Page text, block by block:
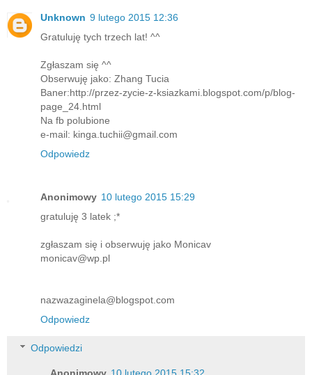
Unknown 9 lutego 2015 12:36
Gratuluję tych trzech lat! ^^
Zgłaszam się ^^
Obserwuję jako: Zhang Tucia
Baner:http://przez-zycie-z-ksiazkami.blogspot.com/p/blog-
page_24.html
Na fb polubione
e-mail: kinga.tuchii@gmail.com
Odpowiedz
Anonimowy 10 lutego 2015 15:29
gratuluję 3 latek ;*
zgłaszam się i obserwuję jako Monicav
monicav@wp.pl
nazwazaginela@blogspot.com
Odpowiedz
Odpowiedzi